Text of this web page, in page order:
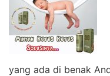
yang ada di benak